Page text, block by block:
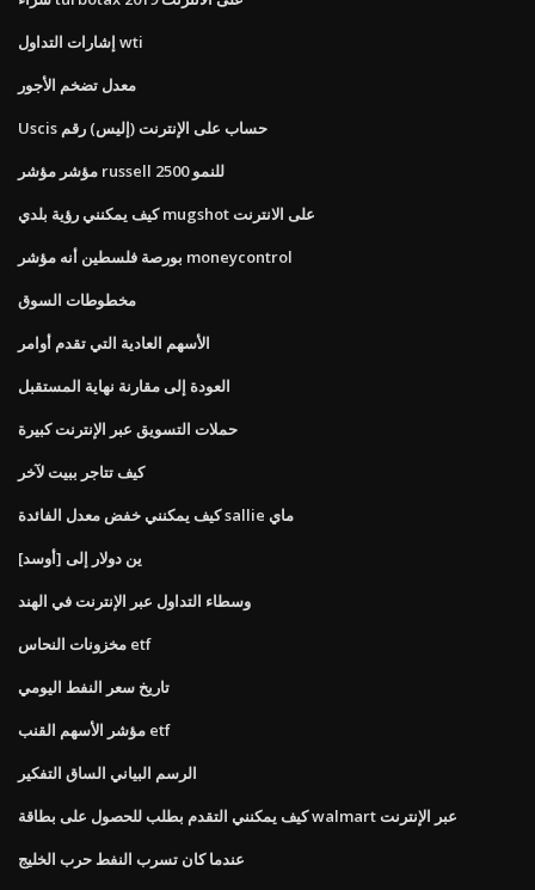
إشارات التداول wti
معدل تضخم الأجور
Uscis حساب على الإنترنت (إليس) رقم
مؤشر مؤشر russell 2500 للنمو
كيف يمكنني رؤية بلدي mugshot على الانترنت
بورصة فلسطين أنه مؤشر moneycontrol
مخطوطات السوق
الأسهم العادية التي تقدم أوامر
العودة إلى مقارنة نهاية المستقبل
حملات التسويق عبر الإنترنت كبيرة
كيف تتاجر ببيت لآخر
كيف يمكنني خفض معدل الفائدة sallie ماي
ين دولار إلى [أوسد]
وسطاء التداول عبر الإنترنت في الهند
مخزونات النحاس etf
تاريخ سعر النفط اليومي
مؤشر الأسهم القنب etf
الرسم البياني الساق التفكير
كيف يمكنني التقدم بطلب للحصول على بطاقة walmart عبر الإنترنت
عندما كان تسرب النفط حرب الخليج